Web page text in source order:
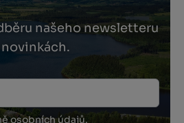
našeho newsletteru
novinkách.
osobních údajů.